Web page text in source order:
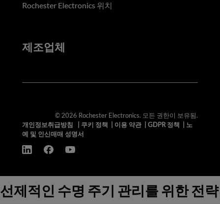
Rochester Electronics 위치
제조업체
© 2026 Rochester Electronics. 모든 권한이 보유됨.
개인정보취급방침
쿠키 정책 이용 약관| GDPR 정책
노
예 및 인신매매 성명서
선제적인 수명 주기 관리를 위한 전략